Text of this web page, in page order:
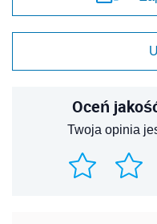
Oceń
Twoja opinia